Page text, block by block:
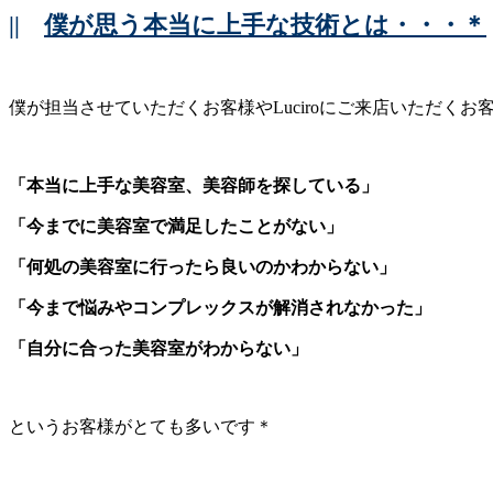
|| 僕が思う本当に上手な技術とは・・・＊
僕が担当させていただくお客様やLuciroにご来店いただくお
「本当に上手な美容室、美容師を探している」
「今までに美容室で満足したことがない」
「何処の美容室に行ったら良いのかわからない」
「今まで悩みやコンプレックスが解消されなかった」
「自分に合った美容室がわからない」
というお客様がとても多いです＊